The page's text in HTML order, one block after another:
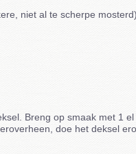
niet al te scherpe mosterd)
Breng op smaak met 1
doe het deksel